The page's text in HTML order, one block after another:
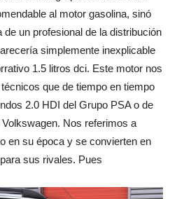
al motor gasolina, sinó
un profesional de la distribución
simplemente inexplicable
1.5 litros dci. Este motor nos
que de tiempo en tiempo
2.0 HDI del Grupo PSA o de
Nos referimos a
en su época y se convierten en
sus rivales. Pues